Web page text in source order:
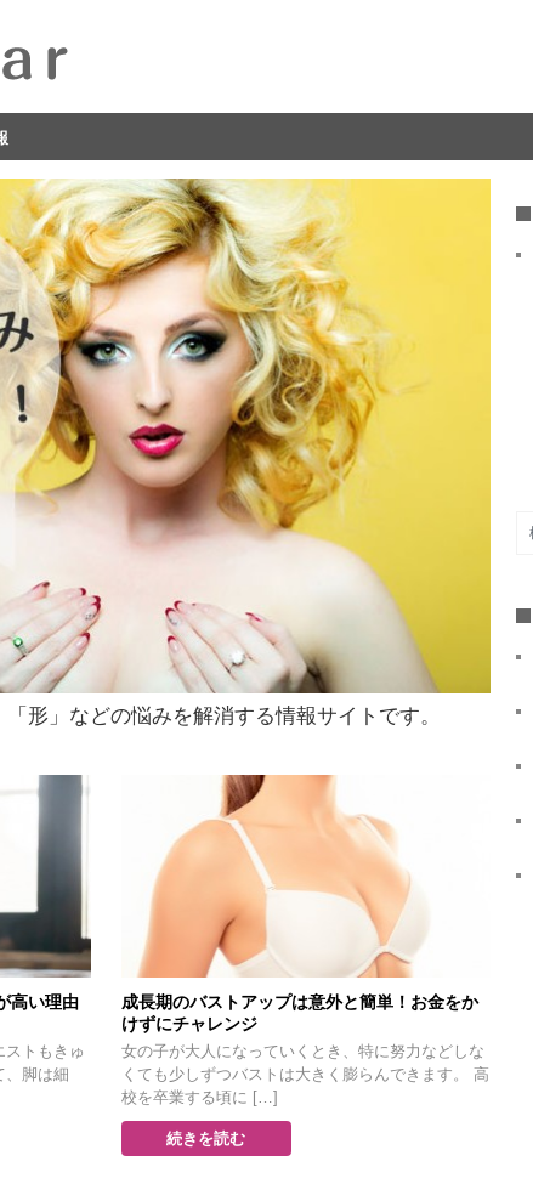
形」などの悩みを解消する情報サイトです。
成長期のバストアップは意外と簡単！お金をか
けずにチャレンジ
女の子が大人になっていくとき、特に努力などしな
くても少しずつバストは大きく膨らんできます。 高
校を卒業する頃に […]
続きを読む
高い理由
トもきゅ
、脚は細